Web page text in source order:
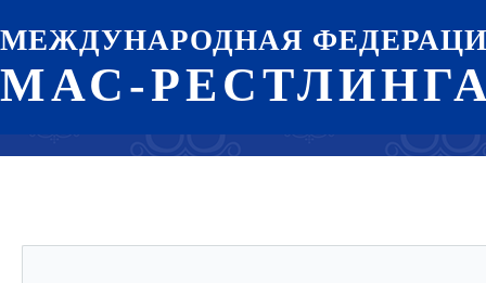
МЕЖДУНАРОДНАЯ
МАС-